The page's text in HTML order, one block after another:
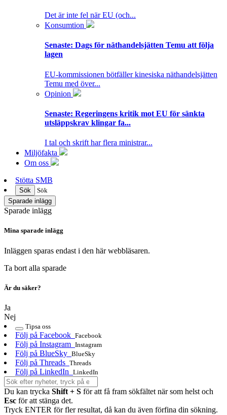
Det är inte fel när EU (och...
Konsumtion
Senaste: Dags för näthandelsjätten Temu att följa
lagen
EU-kommissionen bötfäller kinesiska näthandelsjätten
Temu med över...
Opinion
Senaste: Regeringens kritik mot EU för sänkta
utsläppskrav klingar fa...
I tal och skrift har flera ministrar...
Miljöfakta
Om oss
Stötta SMB
Sök
Sök
Sparade inlägg
Sparade inlägg
Mina sparade inlägg
Inläggen sparas endast i den här webbläsaren.
Ta bort alla sparade
Är du säker?
Ja
Nej
Tipsa oss
Följ på Facebook Facebook
Följ på Instagram Instagram
Följ på BlueSky BlueSky
Följ på Threads Threads
Följ på LinkedIn LinkedIn
Du kan trycka Shift + S för att få fram sökfältet när som helst och
Esc för att stänga det.
Tryck ENTER för fler resultat, då kan du även förfina din sökning.